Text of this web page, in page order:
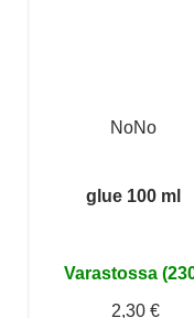
NoNo
glue 100 ml
Varastossa
2,30 €